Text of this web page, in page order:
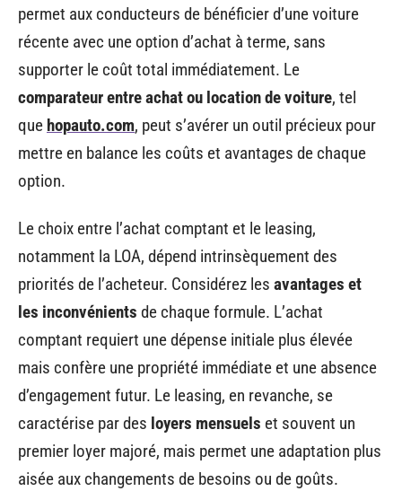
permet aux conducteurs de bénéficier d’une voiture
récente avec une option d’achat à terme, sans
supporter le coût total immédiatement. Le
comparateur entre achat ou location de voiture, tel
que hopauto.com, peut s’avérer un outil précieux pour
mettre en balance les coûts et avantages de chaque
option.
Le choix entre l’achat comptant et le leasing,
notamment la LOA, dépend intrinsèquement des
priorités de l’acheteur. Considérez les avantages et
les inconvénients de chaque formule. L’achat
comptant requiert une dépense initiale plus élevée
mais confère une propriété immédiate et une absence
d’engagement futur. Le leasing, en revanche, se
caractérise par des loyers mensuels et souvent un
premier loyer majoré, mais permet une adaptation plus
aisée aux changements de besoins ou de goûts.